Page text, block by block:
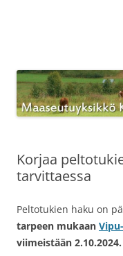
Korjaa
tarvittaessa
Peltotukien haku on
tarpeen mukaan
viimeistään 2.10.2024.